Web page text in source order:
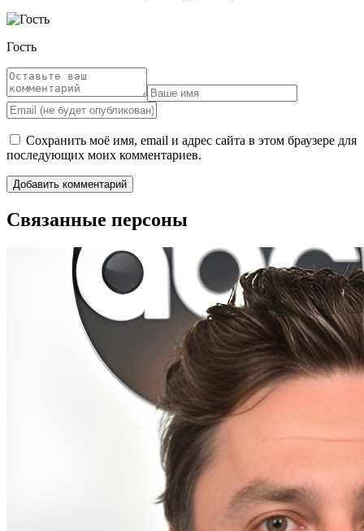
Гость
Сохранить моё имя, email и адрес сайта в этом браузере для
последующих моих комментариев.
Связанные персоны